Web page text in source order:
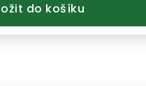
do košíku